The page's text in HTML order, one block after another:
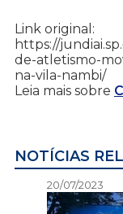
Link original:
https://
de-atletismo-
na-vila-nambi/
Leia mais sobre
NOTÍCIAS
20/07/2023